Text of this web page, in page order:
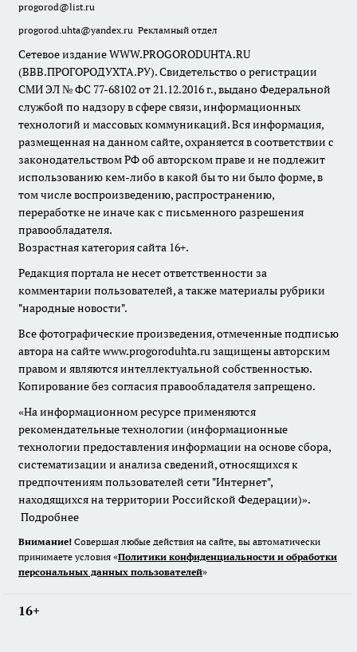
progorod@list.ru
progorod.uhta@yandex.ru Рекламный отдел
Сетевое издание WWW.PROGORODUHTA.RU
(ВВВ.ПРОГОРОДУХТА.РУ). Свидетельство о регистрации
СМИ ЭЛ № ФС 77-68102 от 21.12.2016 г., выдано Федеральной
службой по надзору в сфере связи, информационных
технологий и массовых коммуникаций. Вся информация,
размещенная на данном сайте, охраняется в соответствии с
законодательством РФ об авторском праве и не подлежит
использованию кем-либо в какой бы то ни было форме, в
том числе воспроизведению, распространению,
переработке не иначе как с письменного разрешения
правообладателя.
Возрастная категория сайта 16+.
Редакция портала не несет ответственности за
комментарии пользователей, а также материалы рубрики
"народные новости".
Все фотографические произведения, отмеченные подписью
автора на сайте www.progoroduhta.ru защищены авторским
правом и являются интеллектуальной собственностью.
Копирование без согласия правообладателя запрещено.
«На информационном ресурсе применяются
рекомендательные технологии (информационные
технологии предоставления информации на основе сбора,
систематизации и анализа сведений, относящихся к
предпочтениям пользователей сети "Интернет",
находящихся на территории Российской Федерации)».
Подробнее
Внимание! Совершая любые действия на сайте, вы автоматически
принимаете условия «Политики конфиденциальности и обработки
персональных данных пользователей»
16+